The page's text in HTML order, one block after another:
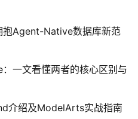
抱Agent-Native数据库新范
一文看懂两者的核心区别与
介绍及ModelArts实战指南